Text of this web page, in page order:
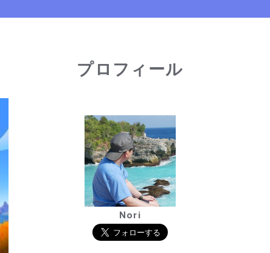
プロフィール
Nori